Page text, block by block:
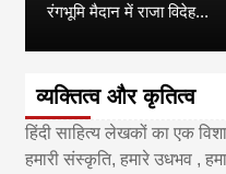
रंगभूमि मैदान में राजा विदेह...
व्यक्तित्व और कृतित्व
हिंदी साहित्य लेखकों का एक
हमारी संस्कृति, हमारे उधभव ,